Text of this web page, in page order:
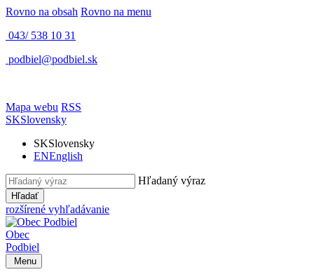
Rovno na obsah Rovno na menu
043/ 538 10 31
podbiel@podbiel.sk
Mapa webu RSS
SKSlovensky
SKSlovensky
ENEnglish
Hľadaný výraz
Hľadať
rozšírené vyhľadávanie
Obec
Podbiel
Menu